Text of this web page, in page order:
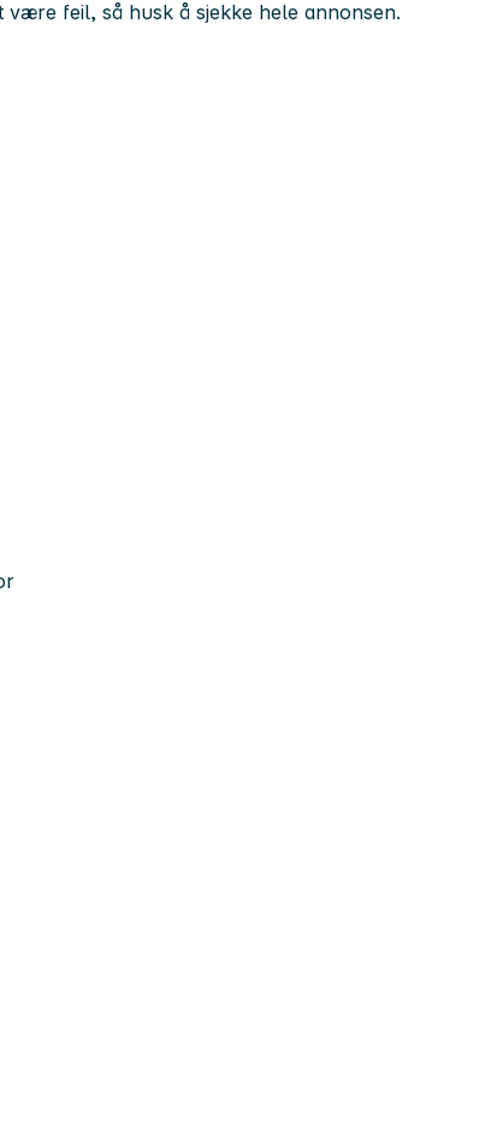
feil, så husk å sjekke hele annonsen.